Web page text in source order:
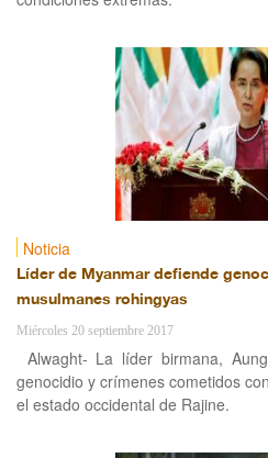
Noticia
Líder de Myanmar defiende
musulmanes rohingyas
Miércoles 20 septiembre 2017
Alwaght- La líder birmana,
genocidio y crímenes cometidos
el estado occidental de Rajine.